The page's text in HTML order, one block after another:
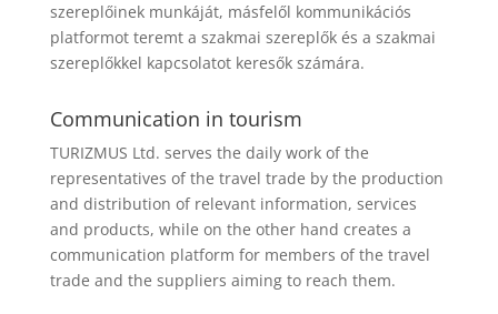
szereplőinek munkáját, másfelől kommunikációs
platformot teremt a szakmai szereplők és a szakmai
szereplőkkel kapcsolatot keresők számára.
Communication in tourism
TURIZMUS Ltd. serves the daily work of the
representatives of the travel trade by the production
and distribution of relevant information, services
and products, while on the other hand creates a
communication platform for members of the travel
trade and the suppliers aiming to reach them.